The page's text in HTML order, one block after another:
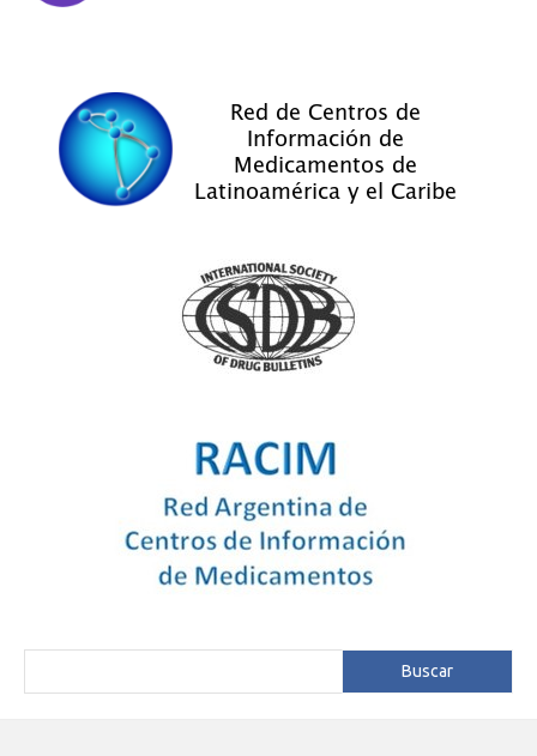
Buscar